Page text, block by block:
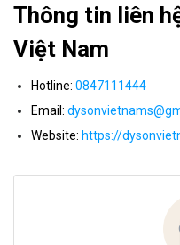
Thông tin liên
Việt Nam
Hotline: 0847111444
Email:
Website: https://